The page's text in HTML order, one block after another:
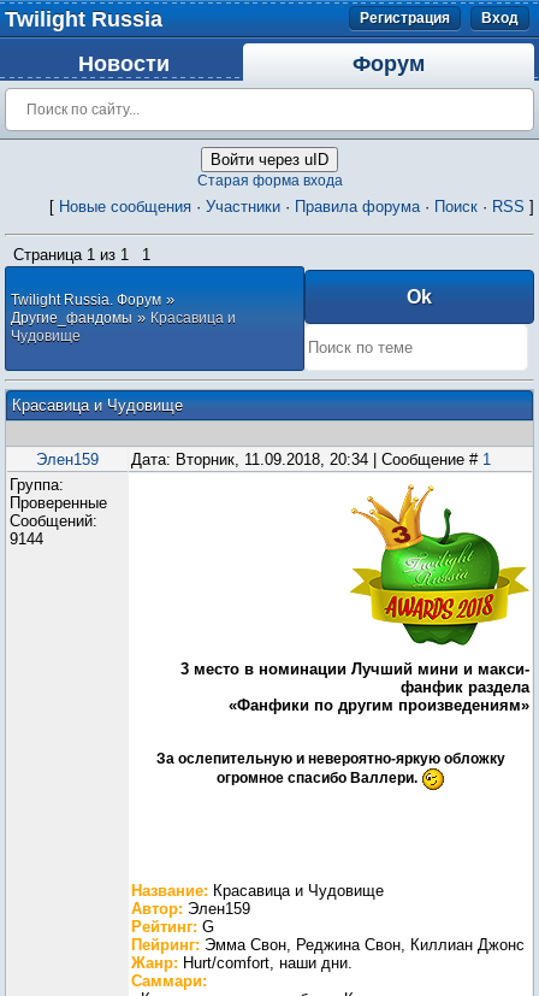
Twilight Russia Регистрация Вход
Новости Форум
Войти через uID
Старая форма входа
[ Новые сообщения · Участники · Правила форума· Поиск · RSS ]
Страница 1 из 1 1
Twilight Russia. Форум »
Другие_фандомы » Красавица и
Чудовище
Красавица и Чудовище
Элен159 Дата: Вторник, 11.09.2018, 20:34 | Сообщение # 1
Группа:
Проверенные
Сообщений:
9144
3 место в номинации Лучший мини и макси-
фанфик раздела
«Фанфики по другим произведениям»
За ослепительную и невероятно-яркую обложку
огромное спасибо Валлери.
Название: Красавица и Чудовище
Автор: Элен159
Рейтинг: G
Пейринг: Эмма Свон, Реджина Свон, Киллиан Джонс
Жанр: Hurt/comfort, наши дни.
Саммари: